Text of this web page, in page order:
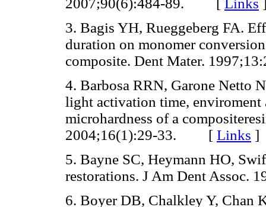
3. Bagis YH, Rueggeberg FA.
duration on monomer
composite. Dent Mater.
4. Barbosa RRN, Garone Netto
light activation time, enviroment
microhardness of a
2004;16(1):29-33. [ Links ]
5. Bayne SC, Heymann HO,
restorations. J Am Dent
6. Boyer DB, Chalkley Y, Chan